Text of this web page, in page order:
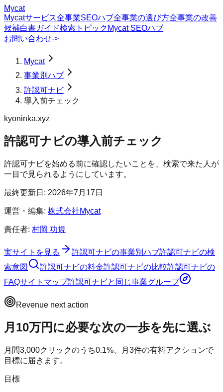
Mycat
Mycatサービス全事業SEOハブ全事業の選び方全事業の改善
候補白書ガイド検索トピック Mycat SEOハブ
お問い合わせ->
Mycat
事業別ハブ
許認可ナビ
導入前チェック
kyoninka.xyz
許認可ナビの導入前チェック
許認可ナビを始める前に確認したいことを、検索で来た人が
一目で見られるようにしています。
最終更新日: 2026年7月17日
運営・編集: 株式会社Mycat
責任者: 村岡 功規
実サイトを見る 許認可ナビの事業別ハブ許認可ナビの検
索意図
許認可ナビの料金許認可ナビの比較許認可ナビの
FAQサイトマップ許認可ナビと同じ事業グループ
Revenue next action
月10万円に必要な次の一歩を先に選ぶ
月間3,000クリックのうち0.1%、月 3件の有料アクションで
目標に届きます。
目標